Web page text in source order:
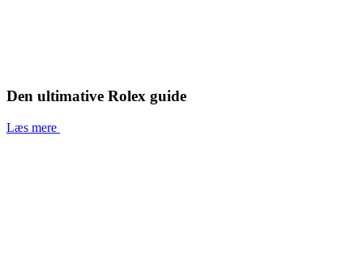
Den ultimative Rolex guide
Læs mere